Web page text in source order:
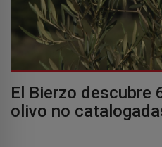
El Bierzo descubre
olivo no